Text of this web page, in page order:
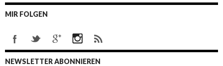
MIR FOLGEN
NEWSLETTER ABONNIEREN